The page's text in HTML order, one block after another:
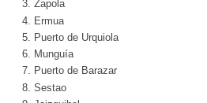
Zapola
Ermua
Puerto de Urquiola
Munguía
Puerto de Barazar
Sestao